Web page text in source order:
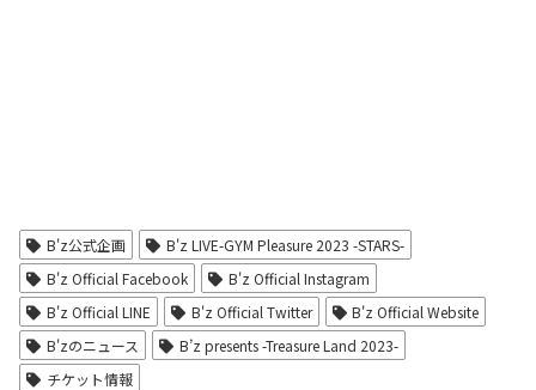
B'z公式企画
B'z LIVE-GYM Pleasure 2023 -STARS-
B'z Official Facebook
B'z Official Instagram
B'z Official LINE
B'z Official Twitter
B'z Official Website
B'zのニュース
B’z presents -Treasure Land 2023-
チケット情報